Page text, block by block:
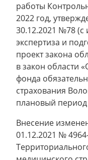
работы
2022 год,
30.12.2021 №78
экспертиза и
проект закона
в закон области
фонда
страхования
плановый период
Внесение
01.12.2021 №